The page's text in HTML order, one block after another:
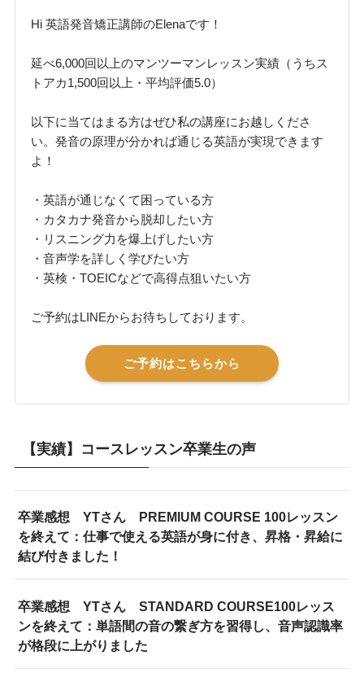
Hi 英語発音矯正講師のElenaです！
延べ6,000回以上のマンツーマンレッスン実績（うちス
トアカ1,500回以上・平均評価5.0）
以下に当てはまる方はぜひ私の講座にお越しくださ
い。発音の原理が分かれば通じる英語が実現できます
よ！
・英語が通じなくて困っている方
・カタカナ発音から脱却したい方
・リスニング力を爆上げしたい方
・音声学を詳しく学びたい方
・英検・TOEICなどで高得点狙いたい方
ご予約はLINEからお待ちしております。
ご予約はこちらから
【実績】コースレッスン卒業生の声
卒業感想 YTさん PREMIUM COURSE 100レッスン
を終えて：仕事で使える英語が身に付き、昇格・昇給に
結び付きました！
卒業感想 YTさん STANDARD COURSE100レッス
ンを終えて：単語間の音の繋ぎ方を習得し、音声認識率
が格段に上がりました